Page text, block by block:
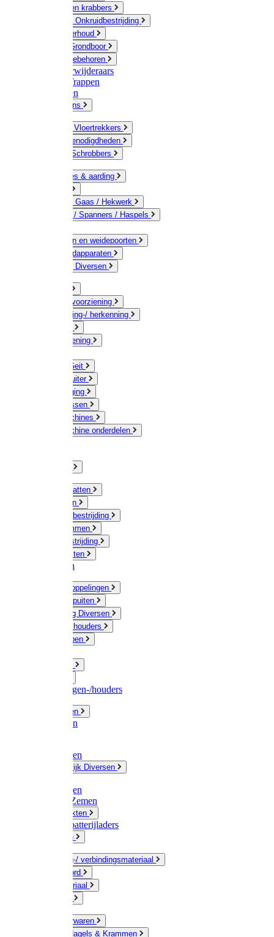
Cultivator en krabbers
Schoffels / Onkruidbestrijding
Gazononderhoud
Hamers / Grondboor
Sledes / toebehoren
Onkruidverwijderaars
Ladders / Trappen
Werkbanken
Betonmolens
Bezems & Vloertrekkers
Schildersbenodigdheden
Borstels / Schrobbers
Accessoires & aarding
Geleiders / Gaas / Hekwerk
Verbinders / Spanners / Haspels
Doorgangen en weidepoorten
Schrikdraadapparaten
Afrastering Diversen
Drinkwatervoorziening
Veemarkering-/ herkenning
Voervoorziening
Schaap / Geit
Paard & Ruiter
Veeverzorging
Scheermessen
Scheermachines
Scheermachine onderdelen
Muizen / Ratten
Drukspuiten
Ongediertebestrijding
Mollenklemmen
Onkruidbestrijding
Vliegenkasten
Meststoffen
Messing koppelingen
Gieters / Spuiten
Besproeiing Diversen
Slangen & houders
Waterpompen
Slangenwagen-/houders
Olie / Vetten
Chemicalien
Plasticzakken
Huishoudelijk Diversen
Zaksluitingen
Sponzen / Zemen
Zeepprodukten
Batterij & batterijladers
Zaklampen
Verpakking-/ verbindingsmateriaal
Touw / Koord
Afdekmateriaal
Kleine ijzerwaren
Spijkers, Nagels & Krammen